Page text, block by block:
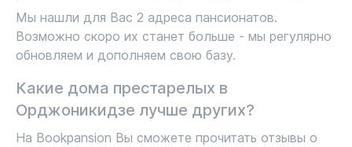
Мы нашли для Вас 2 адреса пансионатов.
Возможно скоро их станет больше - мы регулярно
обновляем и дополняем свою базу.
Какие дома престарелых в
Орджоникидзе лучше других?
На Bookpansion Вы сможете прочитать отзывы о